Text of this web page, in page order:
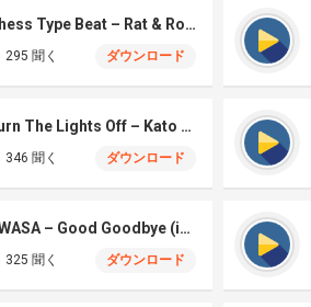
Chess Type Beat – Rat & Roblox Dance (iPhone)
295 聞く ダウンロード
Turn The Lights Off – Kato (iPhone)
346 聞く ダウンロード
HWASA – Good Goodbye (iPhone)
325 聞く ダウンロード